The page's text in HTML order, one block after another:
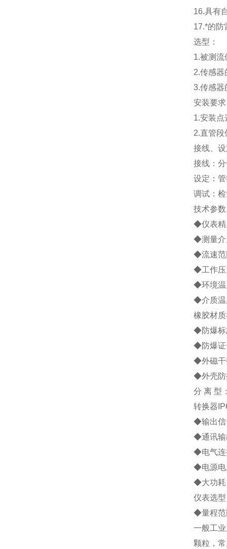
16.具有
17.*的防
选型：
1.被测流
2.传感器
3.传感器
安装要
1.安装点
2.直管段
接线、
接线：
设定：
调试：
技术参数
◆仪表精
◆测量介
◆流速范
◆工作压
◆环境
◆介质温
橡胶材
◆防爆标
◆防爆证
◆外磁干
◆外壳防
分 离 型
转换器
◆输出信
◆通讯输
◆电气连
◆电源电
◆大功耗
仪表选型
◆量程
一般工
颗粒，